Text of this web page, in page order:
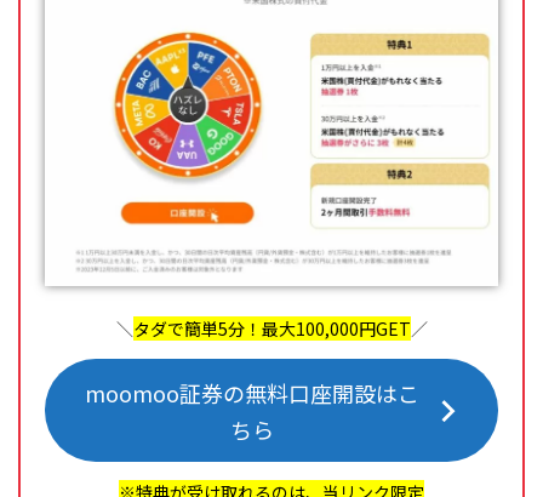
＼タダで簡単5分！最大100,000円GET／
moomoo証券の無料口座開設はこ
ちら
※特典が受け取れるのは、当リンク限定